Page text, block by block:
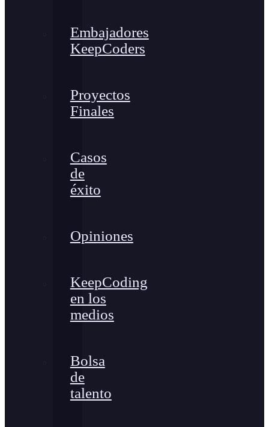
Embajadores
KeepCoders
Proyectos
Finales
Casos
de
éxito
Opiniones
KeepCoding
en los
medios
Bolsa
de
talento